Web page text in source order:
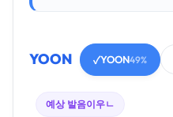
YOON ✓YOON49%
예상 발음이우ㄴ